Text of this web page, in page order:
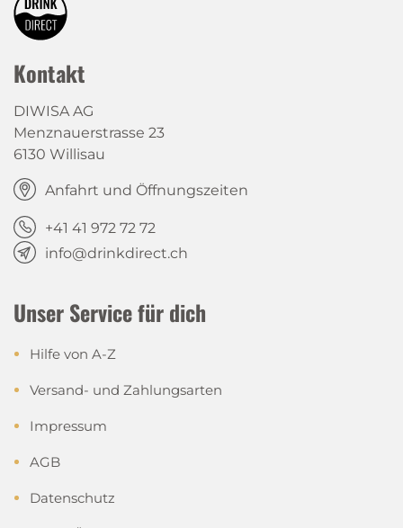
Kontakt
DIWISA AG
Menznauerstrasse 23
6130 Willisau
Anfahrt und Öffnungszeiten
+41 41 972 72 72
info@drinkdirect.ch
Unser Service für dich
Hilfe von A-Z
Versand- und Zahlungsarten
Impressum
AGB
Datenschutz